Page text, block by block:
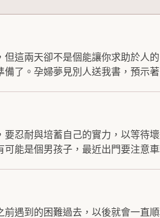
這兩天卻不是個能讓你求助於人
了。孕婦夢見別人送我書，預示
忍耐與培蓄自己的實力，以等待
能是個男孩子，最近出門要注意
遇到的困難過去，以後就會一直